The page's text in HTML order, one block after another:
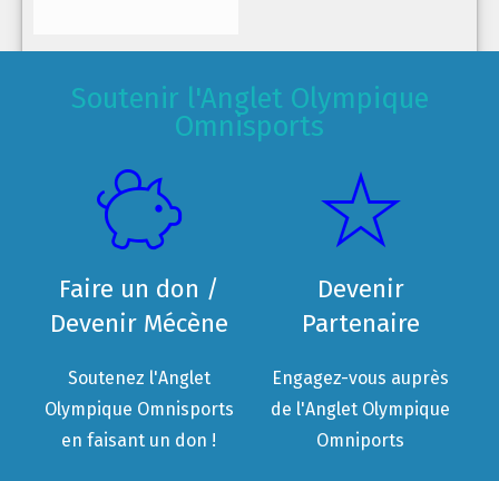
Soutenir l'Anglet Olympique
Omnisports
Faire un don /
Devenir Mécène
Soutenez l'Anglet
Olympique Omnisports
en faisant un don !
Devenir
Partenaire
Engagez-vous auprès
de l'Anglet Olympique
Omniports